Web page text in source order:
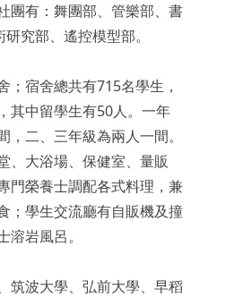
團有：舞團部、管樂部、書
究部、遙控模型部。
；宿舍總共有715名學生，
其中留學生有50人。一年
二、三年級為兩人一間。
、大浴場、保健室、量販
門榮養士調配各式料理，兼
；學生交流廳有自販機及撞
岩風呂。
筑波大學、弘前大學、早稻